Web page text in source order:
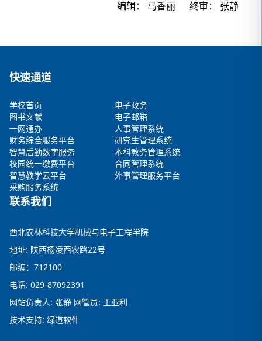
编辑： 马香丽 终审： 张静
快速通道
学校首页
电子政务
图书文献
电子邮箱
一网通办
人事管理系统
财务综合服务平台
研究生管理系统
智慧后勤数字服务
本科教务管理系统
校园统一缴费平台
合同管理系统
智慧教学云平台
外事管理服务平台
采购服务系统
联系我们
西北农林科技大学机械与电子工程学院
地址: 陕西杨凌西农路22号
邮编：712100
电话: 029-87092391
网站负责人: 张静 网管员: 王亚利
技术支持: 绿道软件